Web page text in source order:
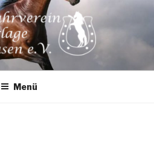
Menü